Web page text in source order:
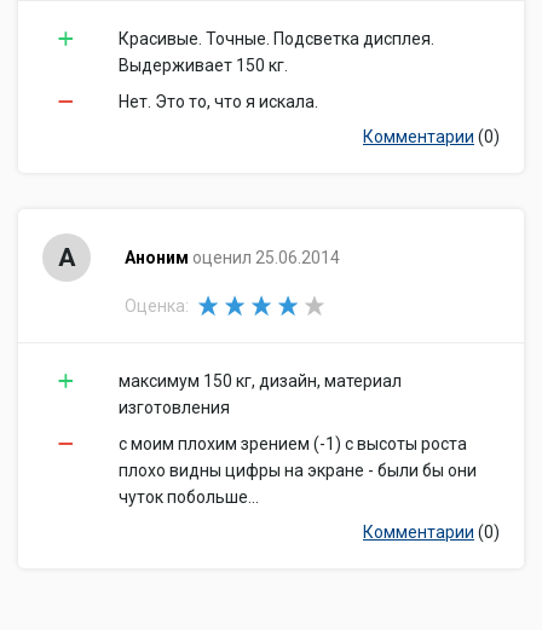
Красивые. Точные. Подсветка дисплея.
Выдерживает 150 кг.
Нет. Это то, что я искала.
Комментарии (0)
А Аноним оценил 25.06.2014
Оценка:
максимум 150 кг, дизайн, материал
изготовления
с моим плохим зрением (-1) с высоты роста
плохо видны цифры на экране - были бы они
чуток побольше...
Комментарии (0)